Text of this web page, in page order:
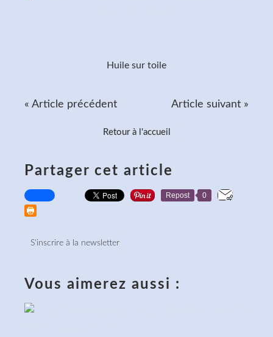
Huile sur toile
« Article précédent Article suivant »
Retour à l'accueil
Partager cet article
Repost 0
S'inscrire à la newsletter
Vous aimerez aussi :